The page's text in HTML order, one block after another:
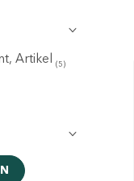
Artikel (5)